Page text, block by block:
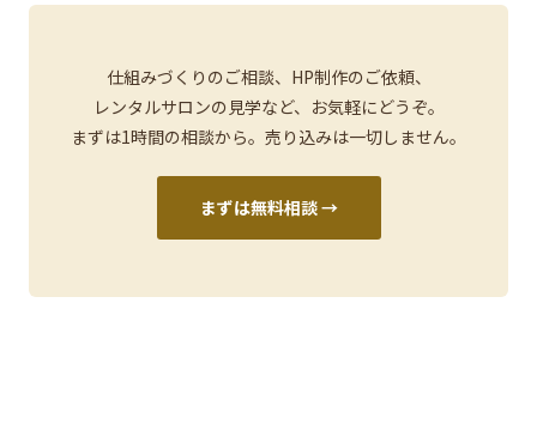
仕組みづくりのご相談、HP制作のご依頼、
レンタルサロンの見学など、お気軽にどうぞ。
まずは1時間の相談から。売り込みは一切しません。
まずは無料相談 →